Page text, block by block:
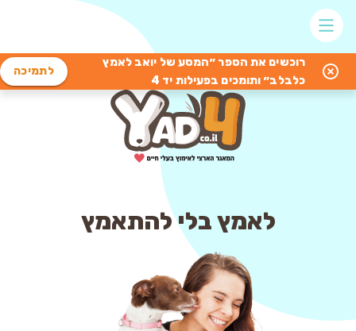
רוכשים את הספר ״המסע של יואב לאמץ
כלבלב״ ותומכים בפעילות יד 4
לתמיכה
לאמץ בלי להתאמץ